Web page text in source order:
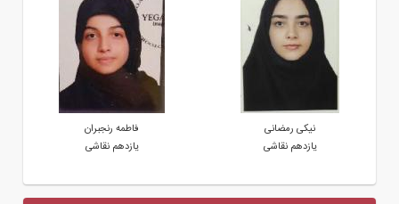
نیکی رمضانی
یازدهم نقاشی
فاطمه رنجبران
یازدهم نقاشی